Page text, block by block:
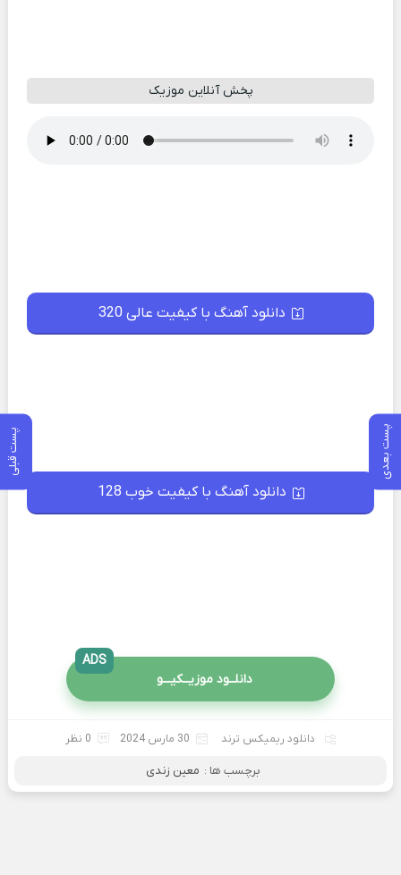
پست بعدی پست قبلی
پخش آنلاین موزیک
دانلود آهنگ با کیفیت عالی 320
دانلود آهنگ با کیفیت خوب 128
دانلــود موزیــکیـــو
ADS
دانلود ریمیکس ترند 30 مارس 2024 0 نظر
برچسب ها : معین زندی